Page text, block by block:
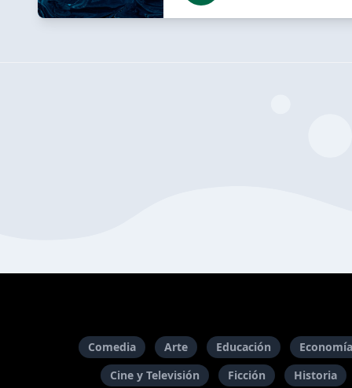
Comedia Arte Educación
Cine y Televisión
Ficción Historia